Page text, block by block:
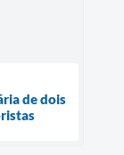
de dois